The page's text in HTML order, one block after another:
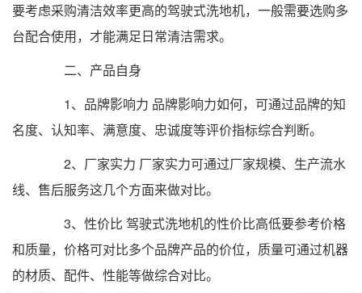
要考虑采购清洁效率更高的驾驶式洗地机，一般需要选购多
台配合使用，才能满足日常清洁需求。
二、产品自身
1、品牌影响力 品牌影响力如何，可通过品牌的知
名度、认知率、满意度、忠诚度等评价指标综合判断。
2、厂家实力 厂家实力可通过厂家规模、生产流水
线、售后服务这几个方面来做对比。
3、性价比 驾驶式洗地机的性价比高低要参考价格
和质量，价格可对比多个品牌产品的价位，质量可通过机器
的材质、配件、性能等做综合对比。